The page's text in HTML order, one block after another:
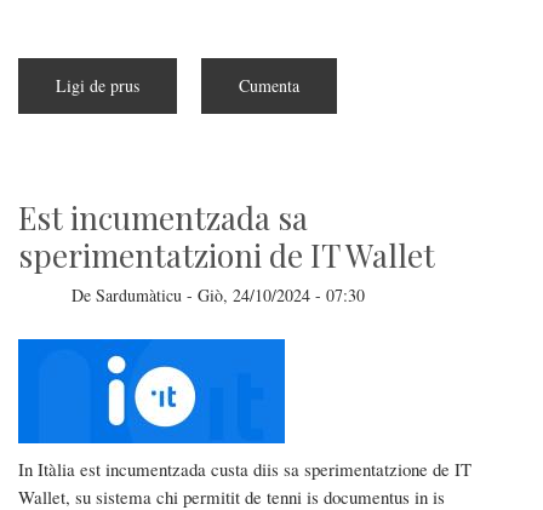
Ligi de prus
de
fallimentu..
ma
abarrat
Cumenta
Est incumentzada sa
sperimentatzioni de IT Wallet
De Sardumàticu - Giò, 24/10/2024 - 07:30
In Itàlia est incumentzada custa diis sa sperimentatzione de IT
Wallet, su sistema chi permitit de tenni is documentus in is